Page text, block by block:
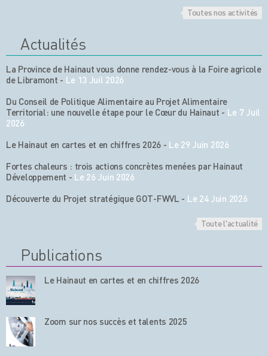
Toutes nos activités
Actualités
La Province de Hainaut vous donne rendez-vous à la Foire agricole
de Libramont - Le 13 Juil 2026
Du Conseil de Politique Alimentaire au Projet Alimentaire
Territorial: une nouvelle étape pour le Cœur du Hainaut - Le 7 Juil
2026
Le Hainaut en cartes et en chiffres 2026 - Le 29 Juin 2026
Fortes chaleurs : trois actions concrètes menées par Hainaut
Développement - Le 26 Juin 2026
Découverte du Projet stratégique GOT-FWVL - Le 24 Juin 2026
Toute l'actualité
Publications
Le Hainaut en cartes et en chiffres 2026
Zoom sur nos succès et talents 2025